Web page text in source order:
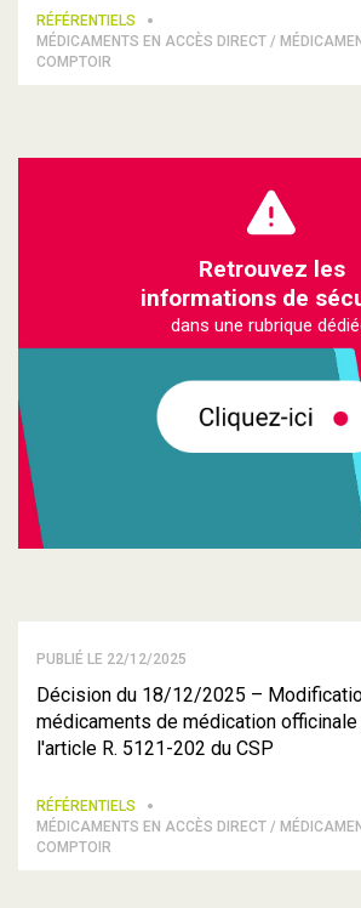
RÉFÉRENTIELS
MÉDICAMENTS EN ACCÈS DIRECT /
COMPTOIR
Retrouvez les
informations de
dans une rubrique
PUBLIÉ LE 22/12/2025
Décision du 18/12/2025 –
médicaments de médication
l'article R. 5121-202 du CSP
RÉFÉRENTIELS
MÉDICAMENTS EN ACCÈS DIRECT /
COMPTOIR